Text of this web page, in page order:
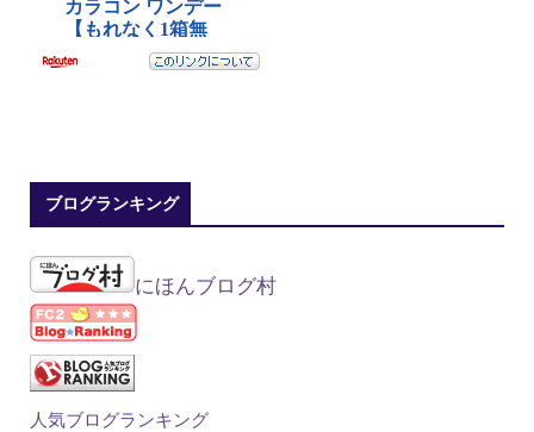
ブログランキング
にほんブログ村
人気ブログランキング